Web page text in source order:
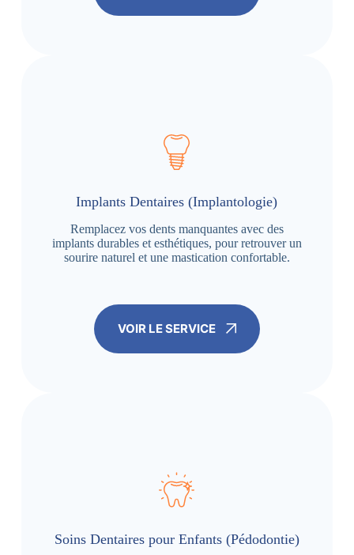
Implants Dentaires (Implantologie)
Remplacez vos dents manquantes avec des
implants durables et esthétiques, pour retrouver un
sourire naturel et une mastication confortable.
VOIR LE SERVICE
Soins Dentaires pour Enfants (Pédodontie)